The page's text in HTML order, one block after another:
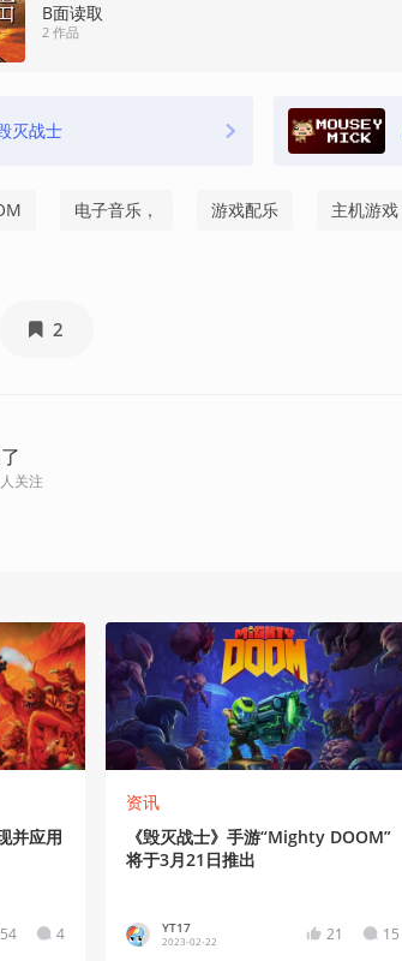
B面读取
2 作品
灭战士
电子音乐， 游戏配乐 主机游戏
2
人关注
并应用
54 4
资讯
《毁灭战士》手游“Mighty DOOM”
将于3月21日推出
YT17
2023-02-22 21 15